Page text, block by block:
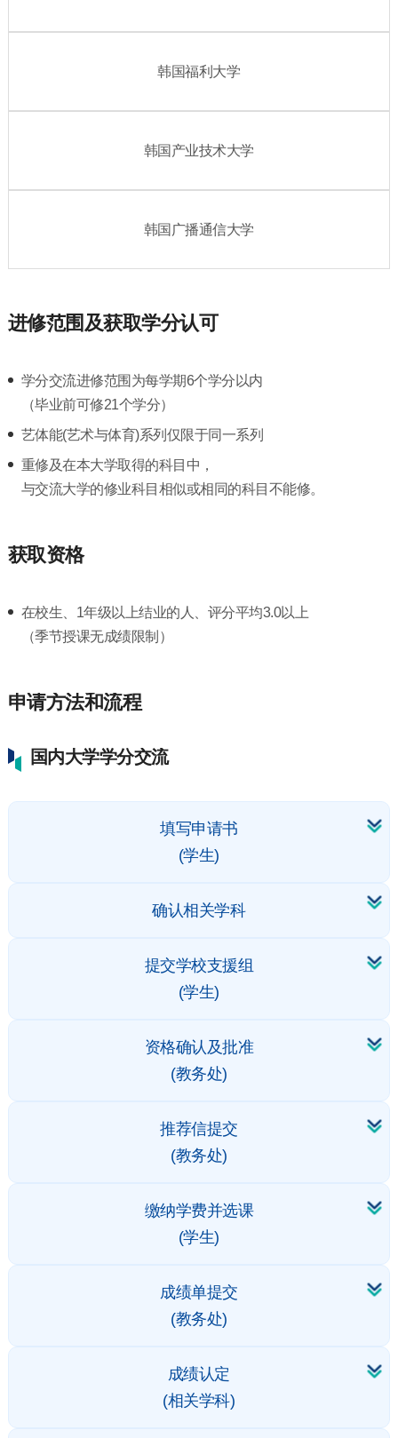
韩国福利大学
韩国产业技术大学
韩国广播通信大学
进修范围及获取学分认可
学分交流进修范围为每学期6个学分以内
（毕业前可修21个学分）
艺体能(艺术与体育)系列仅限于同一系列
重修及在本大学取得的科目中，
与交流大学的修业科目相似或相同的科目不能修。
获取资格
在校生、1年级以上结业的人、评分平均3.0以上
（季节授课无成绩限制）
申请方法和流程
国内大学学分交流
填写申请书
(学生)
确认相关学科
提交学校支援组
(学生)
资格确认及批准
(教务处)
推荐信提交
(教务处)
缴纳学费并选课
(学生)
成绩单提交
(教务处)
成绩认定
(相关学科)